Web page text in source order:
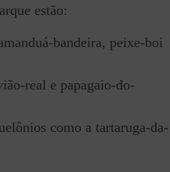
estão:
bandeira, peixe-boi
real e papagaio-do-
como a tartaruga-da-